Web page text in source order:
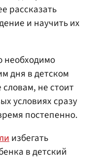
рассказать
и научить их
необходимо
дня в детском
не стоит
условиях сразу
постепенно.
избегать
в детский